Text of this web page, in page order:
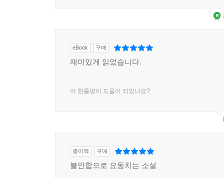
eBook 구매
재미있게 읽었습니다.
이 한줄평이 도움이 되었나요?
종이책 구매
불안함으로 요동치는 소설